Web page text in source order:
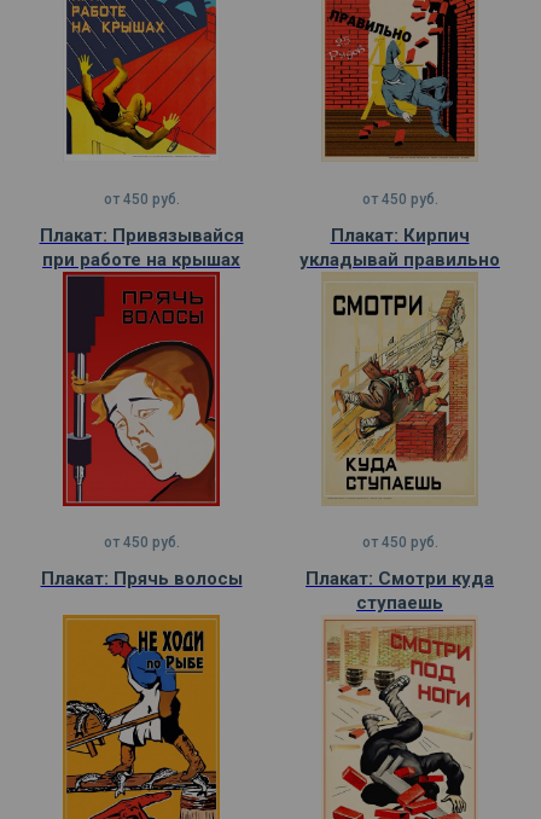
от 450 руб.
Плакат: Привязывайся
при работе на крышах
от 450 руб.
Плакат: Кирпич
укладывай правильно
от 450 руб.
Плакат: Прячь волосы
от 450 руб.
Плакат: Смотри куда
ступаешь